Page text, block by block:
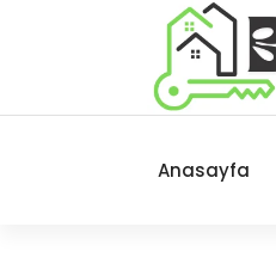
Anasayfa